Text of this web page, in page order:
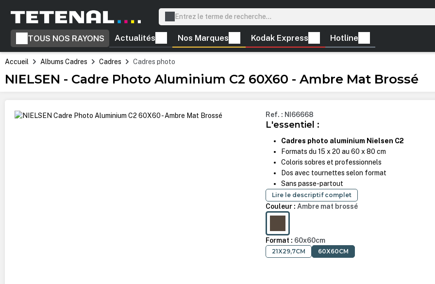
Passer à la navigation principale
TOUS NOS RAYONS Actualités Nos Marques Kodak Express Hotline
Accueil Albums Cadres Cadres Cadres photo
NIELSEN - Cadre Photo Aluminium C2 60X60 - Ambre Mat Brossé
Ignorer la galerie d'images Ref. : NI66668
L'essentiel :
Cadres photo aluminium Nielsen C2
Formats du 15 x 20 au 60 x 80 cm
Coloris sobres et professionnels
Dos avec tournettes selon format
Sans passe-partout
Lire le descriptif complet
Couleur : Ambre mat brossé
Format : 60x60cm
21X29,7CM 60X60CM